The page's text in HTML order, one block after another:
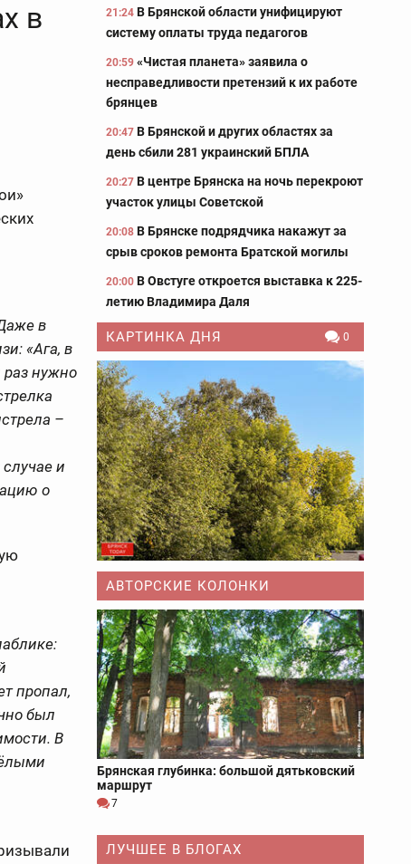
в
в
«Ага, в
раз нужно
–
и
о
пропал,
был
В
21:24 В Брянской области унифицируют
систему оплаты труда педагогов
20:59 «Чистая планета» заявила о
несправедливости претензий к их работе
брянцев
20:47 В Брянской и других областях за
день сбили 281 украинский БПЛА
20:27 В центре Брянска на ночь перекроют
участок улицы Советской
20:08 В Брянске подрядчика накажут за
срыв сроков ремонта Братской могилы
20:00 В Овстуге откроется выставка к 225-
летию Владимира Даля
КАРТИНКА ДНЯ 0
АВТОРСКИЕ КОЛОНКИ
Брянская глубинка: большой дятьковский
маршрут
7
ЛУЧШЕЕ В БЛОГАХ